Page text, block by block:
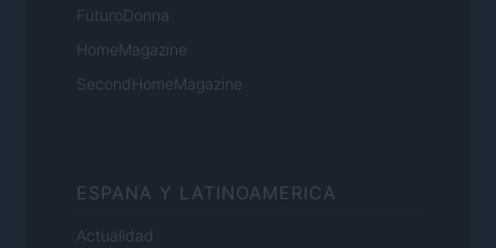
FuturoDonna
HomeMagazine
SecondHomeMagazine
ESPANA Y LATINOAMERICA
Actualidad